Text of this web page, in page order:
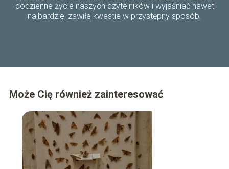
codzienne życie naszych czytelników i wyjaśniać nawet
najbardziej zawiłe kwestie w przystępny sposób.
Może Cię również zainteresować